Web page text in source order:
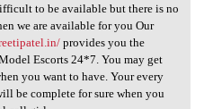
difficult to
to be available but there is no
we are available for you Our
provides you the
Escorts 24*7. You may get
you want to have. Your every
be complete for sure when you